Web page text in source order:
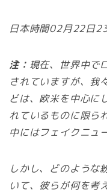
日本時間02月22日
注： 現在、世界中で
されていますが、我
どは、欧米を中心に
れているものに限ら
中にはフェイクニュ
しかし、どのような
いて、彼らが何を考